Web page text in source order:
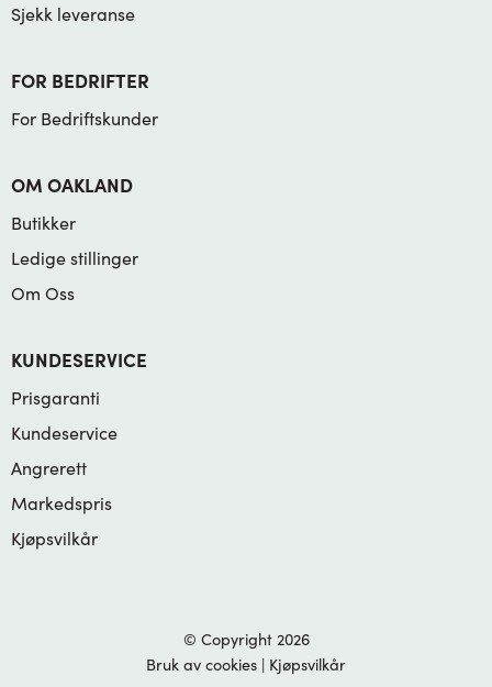
Sjekk leveranse
FOR BEDRIFTER
For Bedriftskunder
OM OAKLAND
Butikker
Ledige stillinger
Om Oss
KUNDESERVICE
Prisgaranti
Kundeservice
Angrerett
Markedspris
Kjøpsvilkår
© Copyright 2026
Bruk av cookies | Kjøpsvilkår